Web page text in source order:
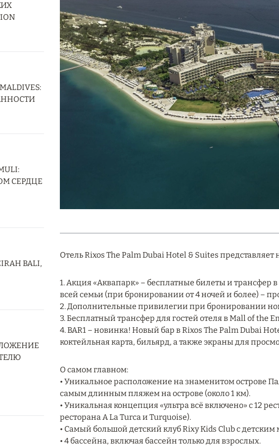
СЕРДЦЕ
BALI,
Отель Rixos The Palm Dubai Hotel & Suites
1. Акция «Аквапарк» – бесплатные билеты и трансфер
всей семьи (при бронировании от 4 ночей и более) –
2. Дополнительные привилегии при бронировании
3. Бесплатный трансфер для гостей отеля в Mall of the
4. BAR1 – новинка! Новый бар в Rixos The Palm Dubai
коктейльная карта, бильярд, а также экраны для
О самом главном:
• Уникальное расположение на знаменитом острове
самым длинным пляжем на острове (около 1 км).
• Уникальная концепция «ультра всё включено» с 12
ресторана A La Turca и Turquoise).
• Самый большой детский клуб Rixy Kids Club с
• 4 бассейна, включая бассейн только для взрослых.